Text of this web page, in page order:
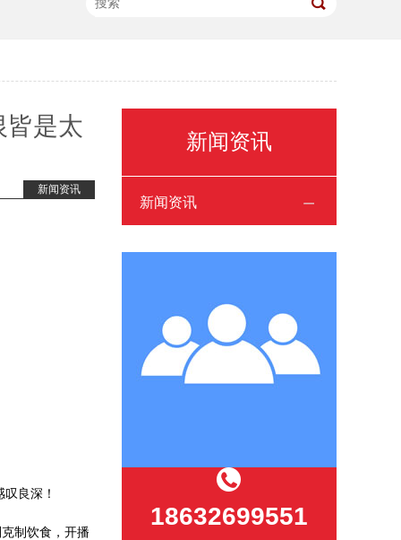
皆是太
新闻资讯
良深！
制饮食，开播
新闻资讯
新闻资讯
18632699551